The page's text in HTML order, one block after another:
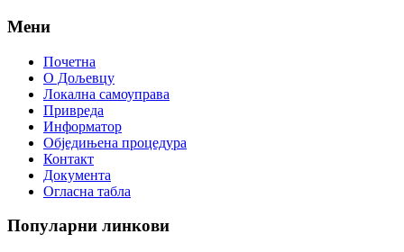
Мени
Почетна
О Дољевцу
Локална самоуправа
Привреда
Информатор
Обједињена процедура
Контакт
Документа
Огласна табла
Популарни линкови